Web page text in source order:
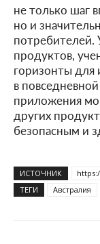
не только шаг
но и
потребителей.
продуктов,
горизонты для
в
приложения
других
безопасным и
ИСТОЧНИК
ТЕГИ
Австралия